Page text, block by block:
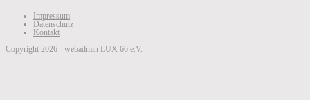
Impressum
Datenschutz
Kontakt
Copyright 2026 - webadmin LUX 66 e.V.